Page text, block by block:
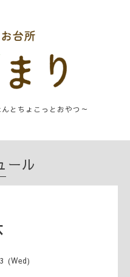
とちょこっとおやつ～
ール
(Wed)